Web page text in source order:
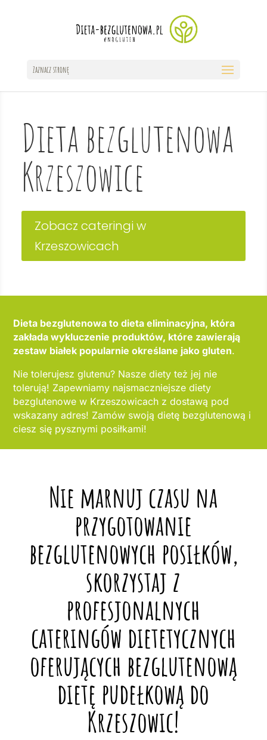
Zaznacz stronę
Dieta bezglutenowa
Krzeszowice
Zobacz cateringi w
Krzeszowicach
Dieta bezglutenowa to dieta eliminacyjna, która
zakłada wykluczenie produktów, które zawierają
zestaw białek popularnie określane jako gluten.
Nie tolerujesz glutenu? Nasze diety też jej nie
tolerują! Zapewniamy najsmaczniejsze diety
bezglutenowe w Krzeszowicach z dostawą pod
wskazany adres! Zamów swoją dietę bezglutenową i
ciesz się pysznymi posiłkami!
Nie marnuj czasu na
przygotowanie
bezglutenowych posiłków,
skorzystaj z
profesjonalnych
cateringów dietetycznych
oferujących bezglutenową
dietę pudełkową do
Krzeszowic!